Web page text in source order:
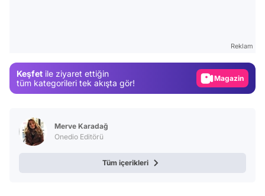
Reklam
Keşfet ile ziyaret ettiğin
tüm kategorileri tek akışta gör!
Video
Merve Karadağ
Onedio Editörü
Tüm içerikleri